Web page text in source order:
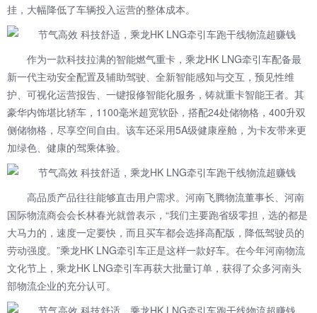
挂，大幅降低了车辆投入运营的整体成本。
作为一款科技拉满的智能燃气重卡，乘龙HK LNG牵引车配备最
新一代主动安全配置及辅助驾驶、全新智能感知与交互，预见性维
护、可视化运营报告、一键报修智能化服务，铸就重卡智能王者。其
豪华内饰堪比轿车，1100毫米超宽软卧，搭配24处储物格，400升双
侧储物格，尽享空间自由。该车还采用5A级健康座舱，为卡友带来更
加绿色、健康的驾乘体验。
高品质产品往往能够直击用户需求。河南飞腾物流董事长、河南
国际物流商会会长林春光就曾表示，“我们主要跑省级零担，选的都是
大马力的，速度一定要快，而且买车都会选择高配版，降低驾驶员的
劳动强度。”乘龙HK LNG牵引车正是这样一款好车。在今年河南物流
文化节上，乘龙HK LNG牵引车再获大批量订单，获得了众多河南头
部物流企业的充分认可。